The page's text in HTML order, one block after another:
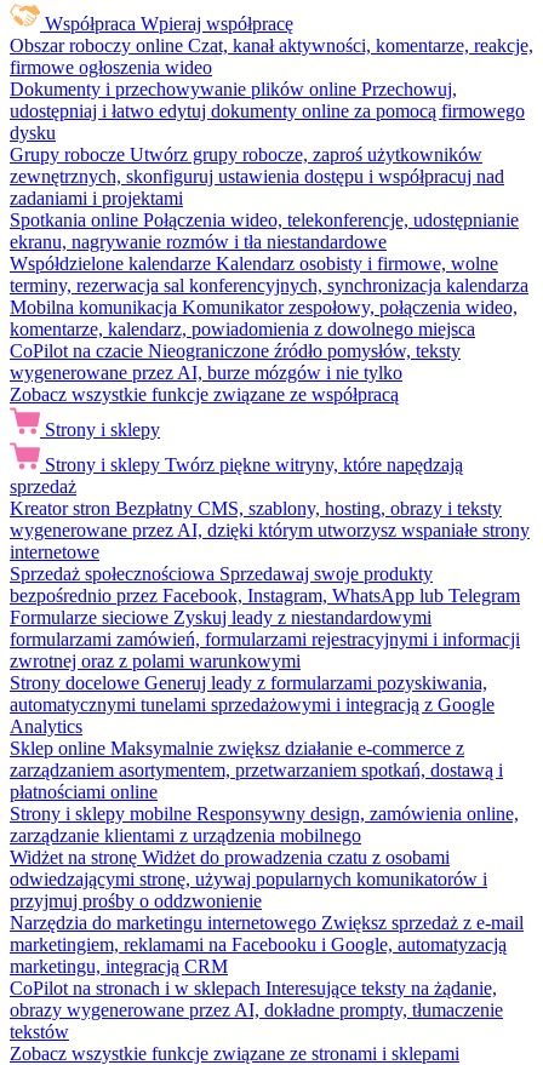
Współpraca Wpieraj współpracę
Obszar roboczy online Czat, kanał aktywności, komentarze, reakcje,
firmowe ogłoszenia wideo
Dokumenty i przechowywanie plików online Przechowuj,
udostępniaj i łatwo edytuj dokumenty online za pomocą firmowego
dysku
Grupy robocze Utwórz grupy robocze, zaproś użytkowników
zewnętrznych, skonfiguruj ustawienia dostępu i współpracuj nad
zadaniami i projektami
Spotkania online Połączenia wideo, telekonferencje, udostępnianie
ekranu, nagrywanie rozmów i tła niestandardowe
Współdzielone kalendarze Kalendarz osobisty i firmowe, wolne
terminy, rezerwacja sal konferencyjnych, synchronizacja kalendarza
Mobilna komunikacja Komunikator zespołowy, połączenia wideo,
komentarze, kalendarz, powiadomienia z dowolnego miejsca
CoPilot na czacie Nieograniczone źródło pomysłów, teksty
wygenerowane przez AI, burze mózgów i nie tylko
Zobacz wszystkie funkcje związane ze współpracą
Strony i sklepy
Strony i sklepy Twórz piękne witryny, które napędzają
sprzedaż
Kreator stron Bezpłatny CMS, szablony, hosting, obrazy i teksty
wygenerowane przez AI, dzięki którym utworzysz wspaniałe strony
internetowe
Sprzedaż społecznościowa Sprzedawaj swoje produkty
bezpośrednio przez Facebook, Instagram, WhatsApp lub Telegram
Formularze sieciowe Zyskuj leady z niestandardowymi
formularzami zamówień, formularzami rejestracyjnymi i informacji
zwrotnej oraz z polami warunkowymi
Strony docelowe Generuj leady z formularzami pozyskiwania,
automatycznymi tunelami sprzedażowymi i integracją z Google
Analytics
Sklep online Maksymalnie zwiększ działanie e-commerce z
zarządzaniem asortymentem, przetwarzaniem spotkań, dostawą i
płatnościami online
Strony i sklepy mobilne Responsywny design, zamówienia online,
zarządzanie klientami z urządzenia mobilnego
Widżet na stronę Widżet do prowadzenia czatu z osobami
odwiedzającymi stronę, używaj popularnych komunikatorów i
przyjmuj prośby o oddzwonienie
Narzędzia do marketingu internetowego Zwiększ sprzedaż z e-mail
marketingiem, reklamami na Facebooku i Google, automatyzacją
marketingu, integracją CRM
CoPilot na stronach i w sklepach Interesujące teksty na żądanie,
obrazy wygenerowane przez AI, dokładne prompty, tłumaczenie
tekstów
Zobacz wszystkie funkcje związane ze stronami i sklepami